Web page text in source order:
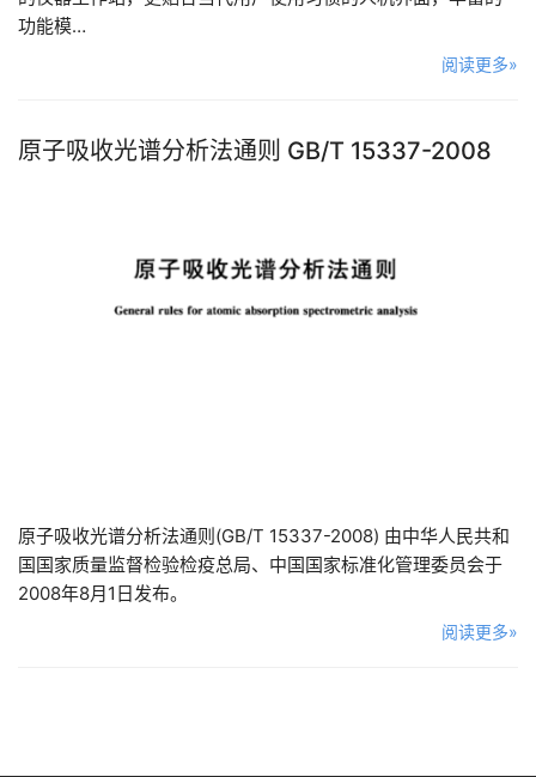
功能模…
阅读更多»
原子吸收光谱分析法通则 GB/T 15337-2008
原子吸收光谱分析法通则(GB/T 15337-2008) 由中华人民共和
国国家质量监督检验检疫总局、中国国家标准化管理委员会于
2008年8月1日发布。
阅读更多»